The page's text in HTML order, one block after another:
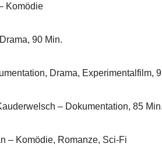
Komödie
90 Min.
Drama, Experimentalfilm,
– Dokumentation, 85 Min.
– Komödie, Romanze, Sci-Fi